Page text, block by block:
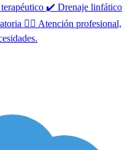
✔️ Drenaje linfático
👩‍⚕️ Atención profesional,